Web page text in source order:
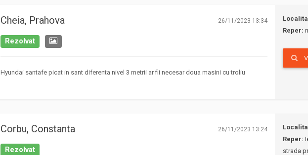
2018
Cheia, Prahova 26/11/2023 13:34
Rezolvat
Hyundai santafe picat in sant diferenta nivel 3 metrii ar fii necesar doua masini cu troliu
Reper:
Corbu, Constanta 26/11/2023 13:24
Rezolvat
Reper:
strada